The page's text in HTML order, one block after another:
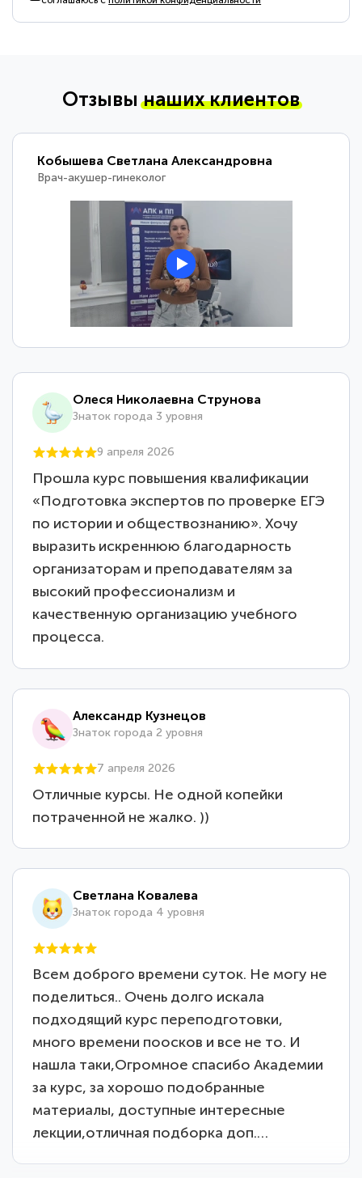
Отзывынаших клиентов
Кобышева Светлана Александровна
Врач-акушер-гинеколог
Олеся Николаевна Струнова
Знаток города 3 уровня
9 апреля 2026
Прошла курс повышения квалификации
«Подготовка экспертов по проверке ЕГЭ
по истории и обществознанию». Хочу
выразить искреннюю благодарность
организаторам и преподавателям за
высокий профессионализм и
качественную организацию учебного
процесса.
Александр Кузнецов
Знаток города 2 уровня
7 апреля 2026
Отличные курсы. Не одной копейки
потраченной не жалко. ))
Светлана Ковалева
Знаток города 4 уровня
Всем доброго времени суток. Не могу не
поделиться.. Очень долго искала
подходящий курс переподготовки,
много времени поосков и все не то. И
нашла таки,Огромное спасибо Академии
за курс, за хорошо подобранные
материалы, доступные интересные
лекции,отличная подборка доп.…